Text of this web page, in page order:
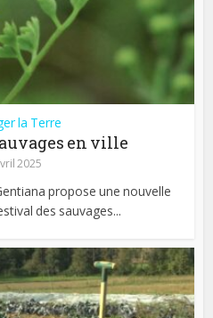
la Terre
en ville
2025
propose une nouvelle
des sauvages...